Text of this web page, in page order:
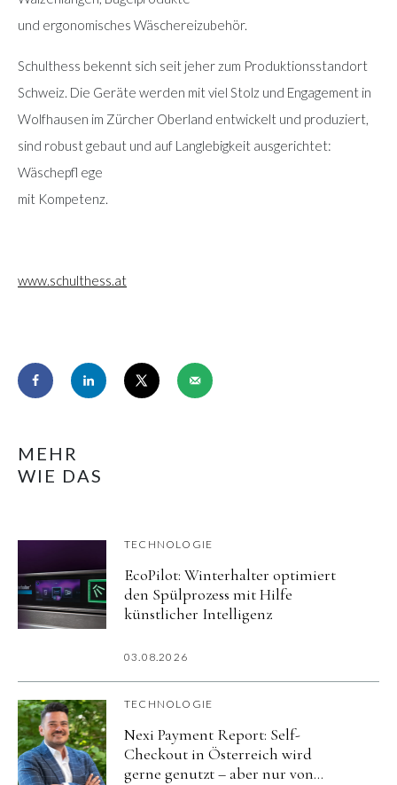
und ergonomisches Wäschereizubehör.
Schulthess bekennt sich seit jeher zum Produktionsstandort
Schweiz. Die Geräte werden mit viel Stolz und Engagement in
Wolfhausen im Zürcher Oberland entwickelt und produziert,
sind robust gebaut und auf Langlebigkeit ausgerichtet:
Wäschepfl ege
mit Kompetenz.
www.schulthess.at
MEHR
WIE DAS
TECHNOLOGIE
EcoPilot: Winterhalter optimiert
den Spülprozess mit Hilfe
künstlicher Intelligenz
03.08.2026
TECHNOLOGIE
Nexi Payment Report: Self-
Checkout in Österreich wird
gerne genutzt – aber nur von